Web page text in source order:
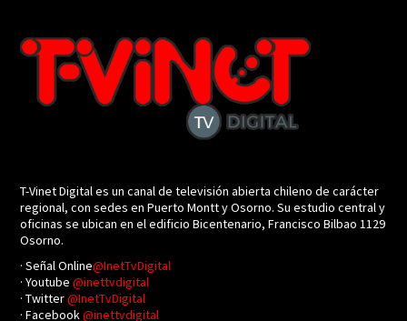
T-Vinet Digital es un canal de televisión abierta chileno de carácter
regional, con sedes en Puerto Montt y Osorno. Su estudio central y
oficinas se ubican en el edificio Bicentenario, Francisco Bilbao 1129
Osorno.
· Señal Online@InetTvDigital
· Youtube@inettvdigital
· Twitter@InetTvDigital
· Facebook@inettvdigital